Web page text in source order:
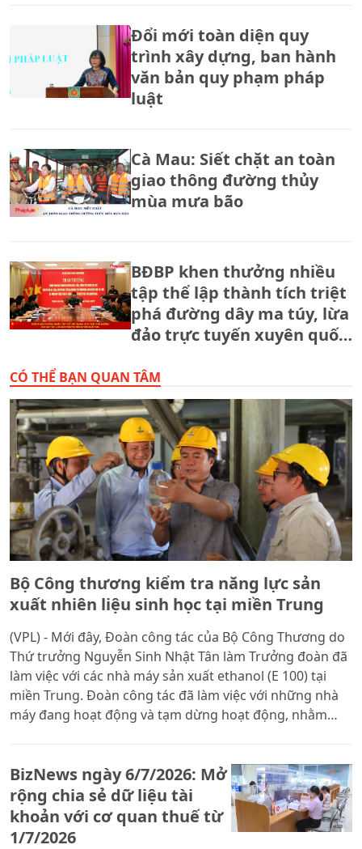
Đổi mới toàn diện quy
trình xây dựng, ban hành
văn bản quy phạm pháp
luật
Cà Mau: Siết chặt an toàn
giao thông đường thủy
mùa mưa bão
BĐBP khen thưởng nhiều
tập thể lập thành tích triệt
phá đường dây ma túy, lừa
đảo trực tuyến xuyên quốc
CÓ THỂ BẠN QUAN TÂM
Bộ Công thương kiểm tra năng lực sản
xuất nhiên liệu sinh học tại miền Trung
(VPL) - Mới đây, Đoàn công tác của Bộ Công Thương do
Thứ trưởng Nguyễn Sinh Nhật Tân làm Trưởng đoàn đã
làm việc với các nhà máy sản xuất ethanol (E 100) tại
miền Trung. Đoàn công tác đã làm việc với những nhà
máy đang hoạt động và tạm dừng hoạt động, nhằm
xăng sinh học cùng những khó khăn cần tháo gỡ.
BizNews ngày 6/7/2026: Mở
rộng chia sẻ dữ liệu tài
khoản với cơ quan thuế từ
1/7/2026